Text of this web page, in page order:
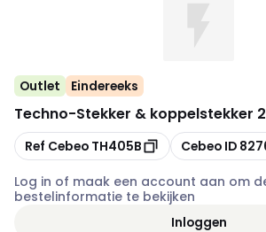
Outlet Eindereeks
Techno-Stekker & koppelstekker
Kopiëren
Ref Cebeo TH405B Kopiëren
Cebeo ID
Log in of maak een account aan om
bestelinformatie te bekijken
Inloggen